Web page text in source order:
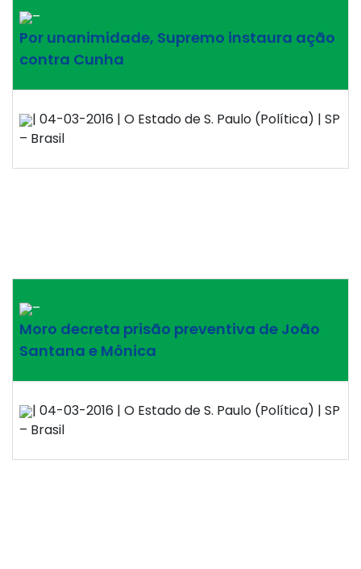
–
Por unanimidade, Supremo instaura ação
contra Cunha
| 04-03-2016 | O Estado de S. Paulo (Política) | SP
– Brasil
–
Moro decreta prisão preventiva de João
Santana e Mônica
| 04-03-2016 | O Estado de S. Paulo (Política) | SP
– Brasil